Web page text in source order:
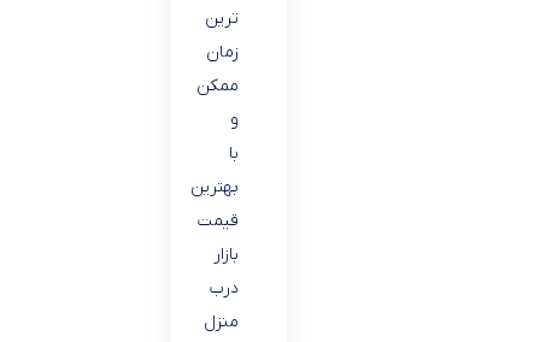
ترین
زمان
ممکن
و
با
بهترین
قیمت
بازار
درب
منزل